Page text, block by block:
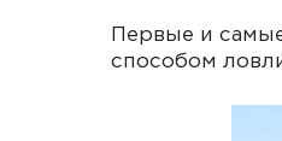
Первые и
способом